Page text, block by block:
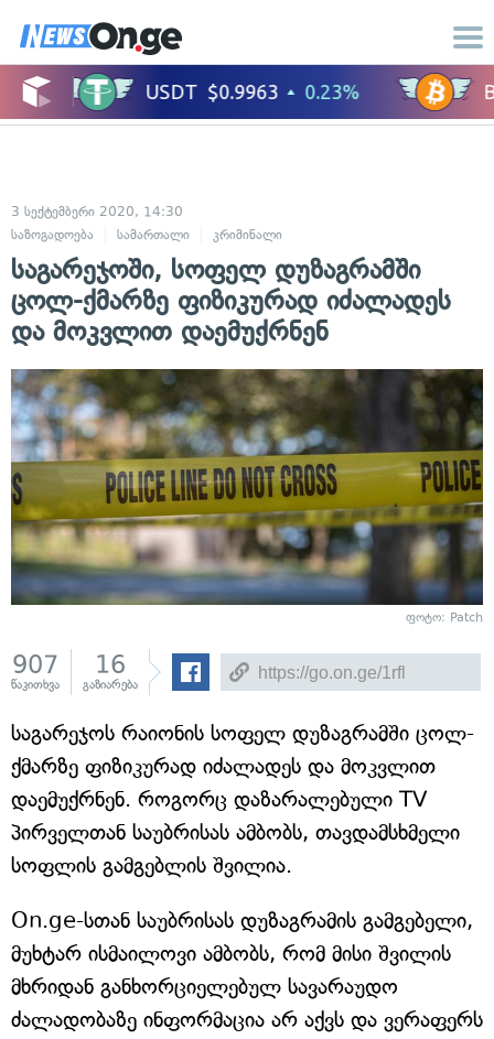
3 სექტემბერი 2020, 14:30
საზოგადოება
სამართალი კრიმინალი
საგარეჯოში, სოფელ დუზაგრამში
ცოლ-ქმარზე ფიზიკურად იძალადეს
და მოკვლით დაემუქრნენ
ფოტო: Patch
907
წაკითხვა
16
გაზიარება
საგარეჯოს რაიონის სოფელ დუზაგრამში ცოლ-
ქმარზე ფიზიკურად იძალადეს და მოკვლით
დაემუქრნენ. როგორც დაზარალებული TV
პირველთან საუბრისას ამბობს, თავდამსხმელი
სოფლის გამგებლის შვილია.
On.ge-სთან საუბრისას დუზაგრამის გამგებელი,
მუხტარ ისმაილოვი ამბობს, რომ მისი შვილის
მხრიდან განხორციელებულ სავარაუდო
ძალადობაზე ინფორმაცია არ აქვს და ვერაფერს